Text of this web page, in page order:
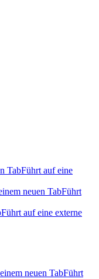
TabFührt auf eine
neuen TabFührt
Führt auf eine externe
neuen TabFührt